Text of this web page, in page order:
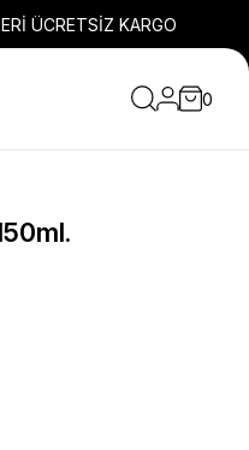
ÜCRETSİZ KARGO
0